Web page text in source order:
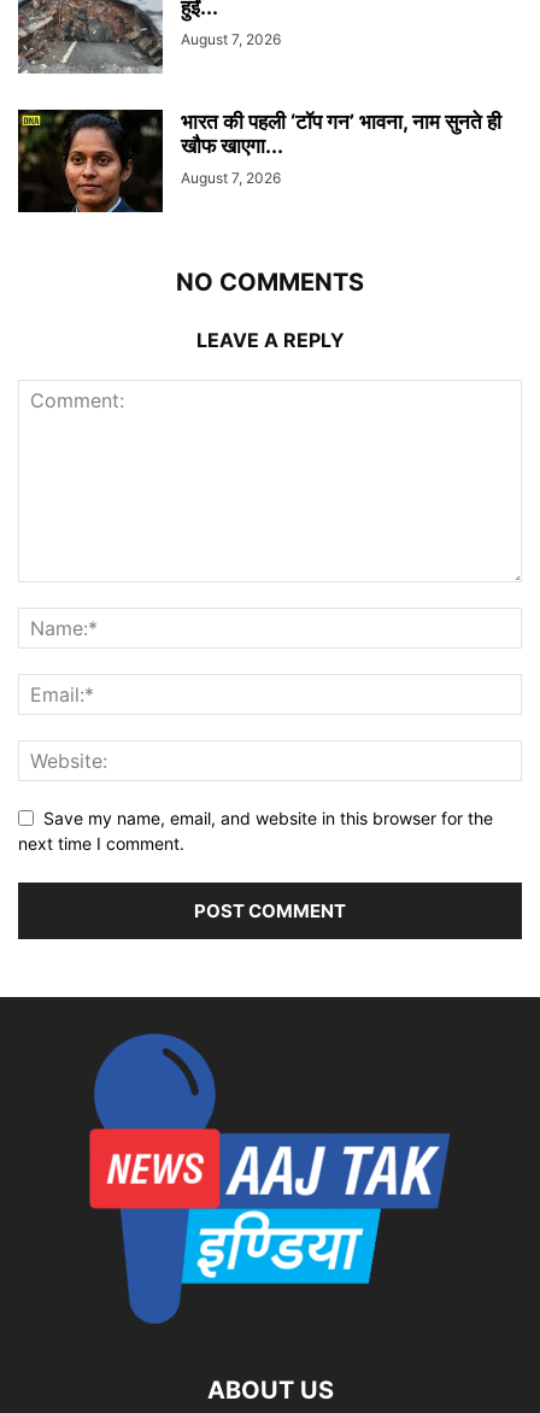
हुईं...
August 7, 2026
भारत की पहली ‘टॉप गन’ भावना, नाम सुनते ही
खौफ खाएगा...
August 7, 2026
NO COMMENTS
LEAVE A REPLY
Save my name, email, and website in this browser for the
next time I comment.
ABOUT US